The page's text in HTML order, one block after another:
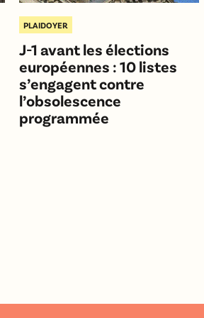
PLAIDOYER
J-1 avant les élections
européennes : 10 listes
s’engagent contre
l’obsolescence
programmée